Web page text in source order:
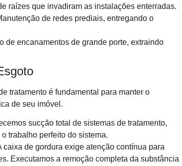
raízes que invadiram as instalações enterradas.
de redes prediais, entregando o
de encanamentos de grande porte, extraindo
tratamento é fundamental para manter o
de seu imóvel.
sucção total de sistemas de tratamento,
trabalho perfeito do sistema.
caixa de gordura exige atenção contínua para
Executamos a remoção completa da substância